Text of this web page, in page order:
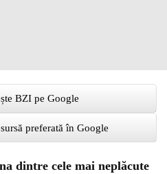
BZI pe Google
preferată în Google
dintre cele mai neplăcute